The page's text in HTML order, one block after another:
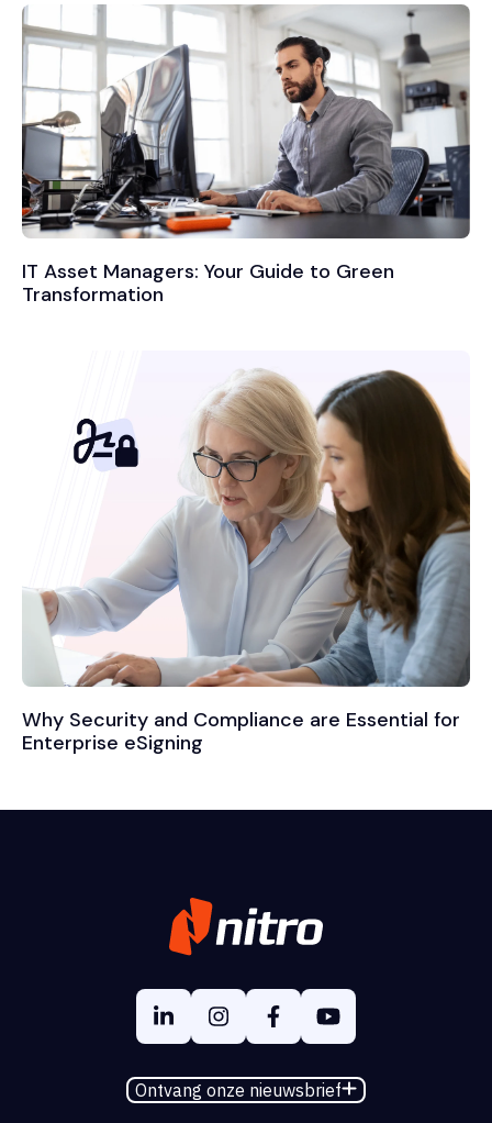
verwijdering om ervoor te
zorgen dat documenten
niet worden opgeslagen
nadat ze zijn ondertekend
Encryptie
Encryptie
Documenten (en de
gegevens daarin) worden in
IT Asset Managers: Your Guide to Green
Transformation
Why Security and Compliance are Essential for
Enterprise eSigning
Ontvang onze nieuwsbrief